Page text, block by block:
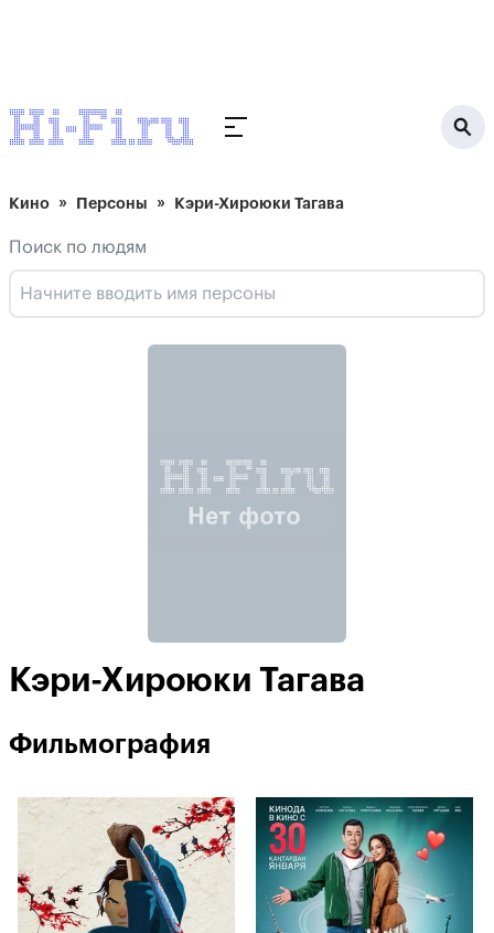
Кино Персоны Кэри-Хироюки Тагава
Поиск по людям
Кэри-Хироюки Тагава
Фильмография